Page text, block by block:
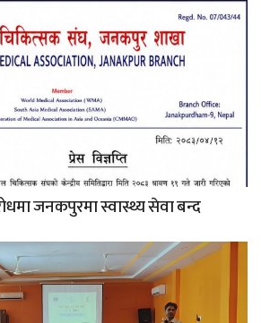
जनकपुरमा स्वास्थ्य सेवा बन्द